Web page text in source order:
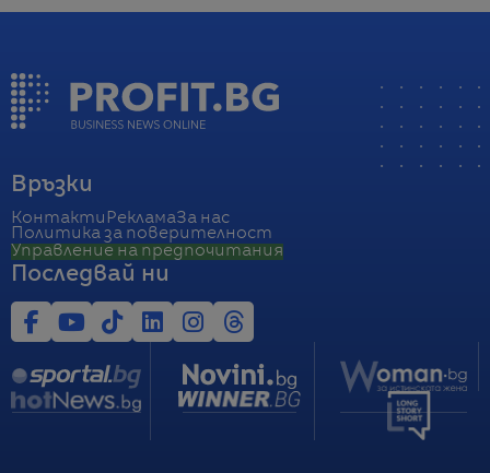
Връзки
Контакти РекламаЗа нас
Политика за поверителност
Управление на предпочитания
Последвай ни